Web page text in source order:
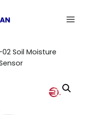
02 Soil Moisture